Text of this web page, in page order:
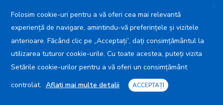
Primăria Municipiului Călărași © 2025. Toate drepturile
X
Folosim cookie-uri pentru a vă oferi cea mai relevantă
experiență de navigare, amintindu-vă preferințele și vizitele
anterioare. Făcând clic pe „Acceptați”, dați consimțământul la
utilizarea tuturor cookie-urile. Cu toate acestea, puteți vizita
Setările cookie-urilor pentru a vă oferi un consimțământ
controlat. Aflați mai multe detalii ACCEPTAȚI